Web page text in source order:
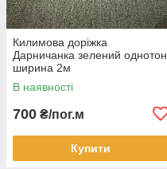
Килимова доріжка
Дарничанка зелений однотон
ширина 2м
В наявності
700 ₴/пог.м
Купити